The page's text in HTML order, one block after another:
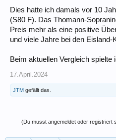
Dies hatte ich damals vor 10
(S80 F). Das Thomann-
Preis mehr als eine positive
und viele Jahre bei den Eisland-
Beim aktuellen Vergleich spielte
17.April.2024
JTM gefällt das.
(Du musst angemeldet oder registriert